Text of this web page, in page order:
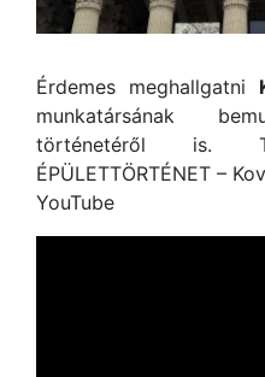
Érdemes meghallgatni
munkatársának
történetéről is.
ÉPÜLETTÖRTÉNET –
YouTube